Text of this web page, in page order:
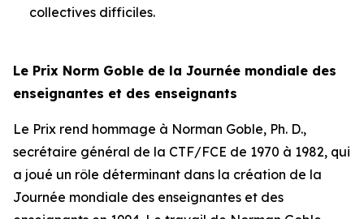
collectives difficiles.
Le Prix Norm Goble de la Journée mondiale des
enseignantes et des enseignants
Le Prix rend hommage à Norman Goble, Ph. D.,
secrétaire général de la CTF/FCE de 1970 à 1982, qui
a joué un rôle déterminant dans la création de la
Journée mondiale des enseignantes et des